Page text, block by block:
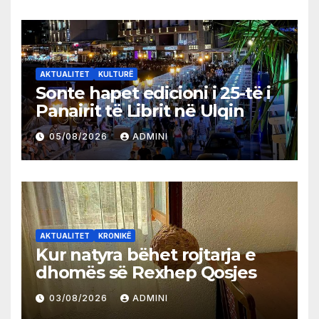
AKTUALITET KULTURË
Sonte hapet edicioni i 25-të i
Panairit të Librit në Ulqin
05/08/2026 ADMINI
AKTUALITET KRONIKË
Kur natyra bëhet rojtarja e
dhomës së Rexhep Qosjes
03/08/2026 ADMINI